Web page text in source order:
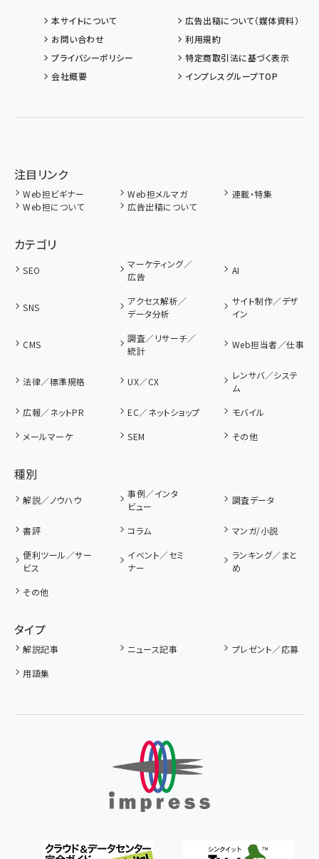
本サイトについて
広告出稿について（媒体資料）
お問い合わせ
利用規約
プライバシーポリシー
特定商取引法に基づく表示
会社概要
インプレスグループTOP
注目リンク
Web担ビギナー Web担メルマガ
連載・特集
Web担について
広告出稿について
カテゴリ
SEO
マーケティング／
広告
AI
SNS
アクセス解析／
データ分析
サイト制作／デザ
イン
CMS
調査／リサーチ／
統計
Web担当者／仕事
法律／標準規格 UX／CX
レンサバ／システ
ム
広報／ネットPR
EC／ネットショップ
モバイル
メールマーケ
SEM その他
種別
解説／ノウハウ
事例／インタ
ビュー
調査データ
書評 コラム
マンガ/小説
便利ツール／サー
ビス
イベント／セミ
ナー
ランキング／まと
め
その他
タイプ
解説記事 ニュース記事
プレゼント／応募
用語集